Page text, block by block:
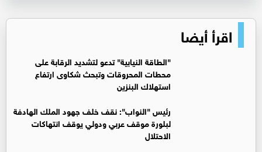
اقرأ أيضا
"الطاقة النيابية" تدعو لتشديد الرقابة على
محطات المحروقات وتبحث شكاوى ارتفاع
استهلاك البنزين
رئيس "النواب": نقف خلف جهود الملك الهادفة
لبلورة موقف عربي ودولي يوقف انتهاكات
الاحتلال